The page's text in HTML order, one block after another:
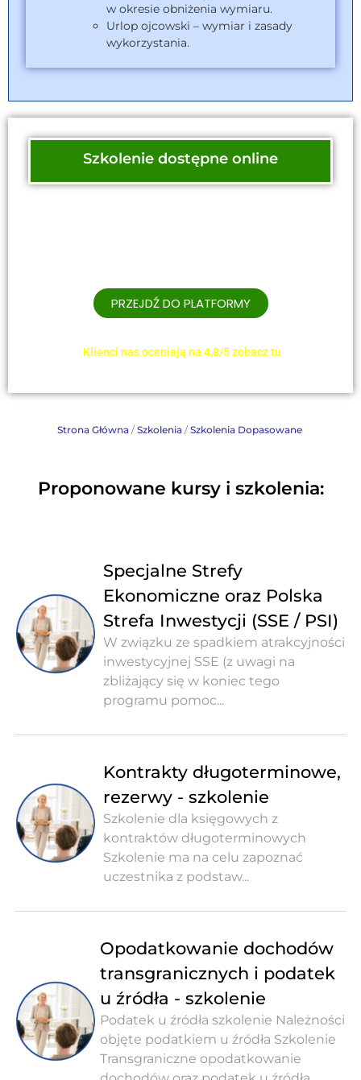
w okresie obniżenia wymiaru.
Urlop ojcowski – wymiar i zasady
wykorzystania.
Szkolenie dostępne online
PRZEJDŹ DO PLATFORMY
Klienci nas oceniają na 4,8/5 zobacz tu
Strona Główna/ Szkolenia / Szkolenia Dopasowane
Proponowane kursy i szkolenia:
Specjalne Strefy
Ekonomiczne oraz Polska
Strefa Inwestycji (SSE / PSI)
W związku ze spadkiem atrakcyjności
inwestycyjnej SSE (z uwagi na
zbliżający się w koniec tego
programu pomoc...
Kontrakty długoterminowe,
rezerwy - szkolenie
Szkolenie dla księgowych z
kontraktów długoterminowych
Szkolenie ma na celu zapoznać
uczestnika z podstaw...
Opodatkowanie dochodów
transgranicznych i podatek
u źródła - szkolenie
Podatek u źródła szkolenie Należności
objęte podatkiem u źródła Szkolenie
Transgraniczne opodatkowanie